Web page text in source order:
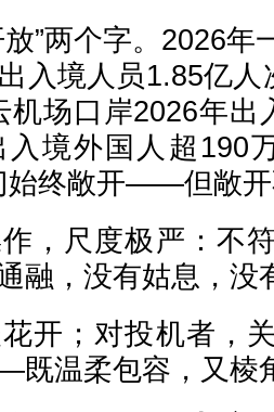
”两个字。2026年
入境人员1.85亿
机场口岸2026年出
境外国人超190
始终敞开——但敞
，尺度极严：不
融，没有姑息，没
开；对投机者，
既温柔包容，又棱